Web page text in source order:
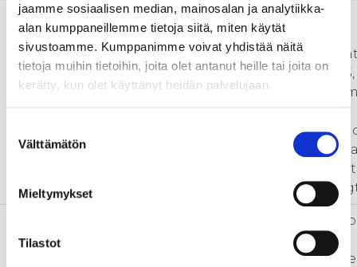
jaamme sosiaalisen median, mainosalan ja analytiikka-
alan kumppaneillemme tietoja siitä, miten käytät
sivustoamme. Kumppanimme voivat yhdistää näitä
tietoja muihin tietoihin, joita olet antanut heille tai joita on
kerätty, kun olet käyttänyt heidän palvelujaan.
valinta
Välttämätön
Mieltymykset
Tilastot
Kehittämistarve
The mission is a strategic and
operational transformation.
Together with the Business
Pohjois-Savo and
ecosystems of Pohjois-Savo
SuperEcosystem, which is a
and also internationally
center of expertise in line with
current and new areas of
WP 1: Ecosystem-specific
mapping and benchmarking
WP 2: Productization of